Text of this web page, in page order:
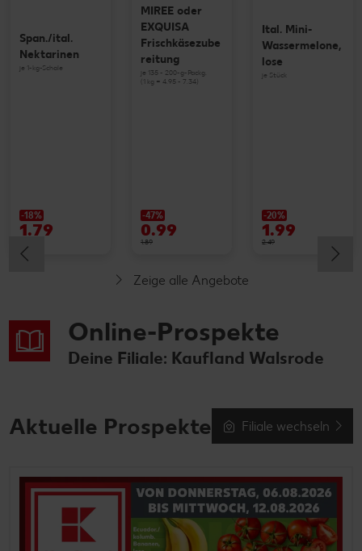
Span./ital.
Nektarinen
je 1-kg-Schale
-18%
1.79
MIREE oder
EXQUISA
Frischkäsezube
reitung
je 135 - 200-g-Packg.
(1 kg = 4.95 - 7.34)
-47%
0.99
1.89
Ital. Mini-
Wassermelone,
lose
je Stück
-20%
1.99
2.49
Zeige alle Angebote
Online-Prospekte
Deine Filiale: Kaufland Walsrode
Aktuelle Prospekte Filiale wechseln